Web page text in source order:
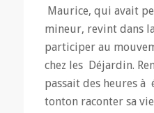
Maurice, qui avait
mineur, revint dans
participer au
chez les Déjardin.
passait des heures à
tonton raconter sa